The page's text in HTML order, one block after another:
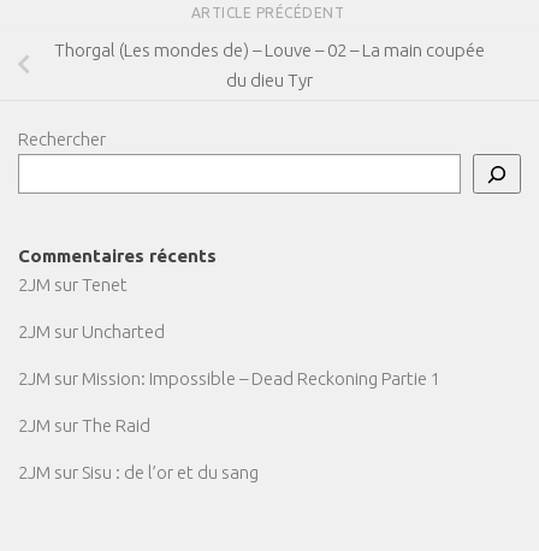
ARTICLE PRÉCÉDENT
Thorgal (Les mondes de) – Louve – 02 – La main coupée
du dieu Tyr
Rechercher
Commentaires récents
2JM surTenet
2JM sur Uncharted
2JM sur Mission: Impossible – Dead Reckoning Partie 1
2JM surThe Raid
2JM sur Sisu : de l’or et du sang